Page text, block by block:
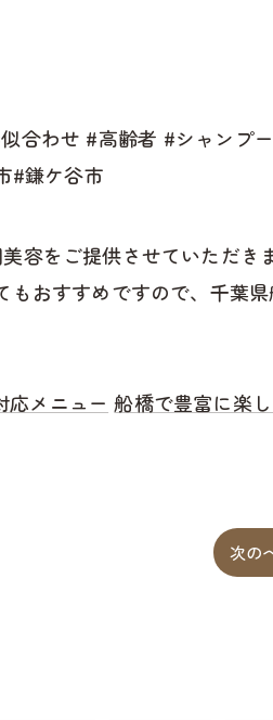
合わせ #高齢者 #シャンプ
#鎌ケ谷市
容をご提供させていただき
もおすすめですので、千葉
応メニュー 船橋で豊富に楽
次の